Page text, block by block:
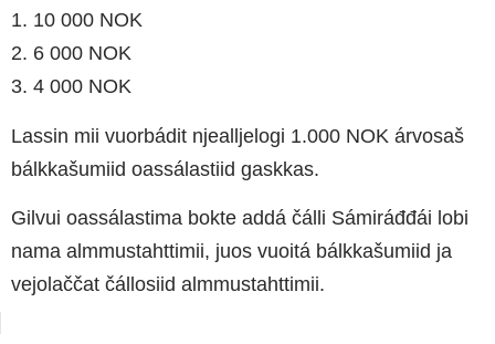
1. 10 000 NOK
2. 6 000 NOK
3. 4 000 NOK
Lassin mii vuorbádit njealljelogi 1.000 NOK árvosaš
bálkkašumiid oassálastiid gaskkas.
Gilvui oassálastima bokte addá čálli Sámiráđđái lobi
nama almmustahttimii, juos vuoitá bálkkašumiid ja
vejolaččat čállosiid almmustahttimii.